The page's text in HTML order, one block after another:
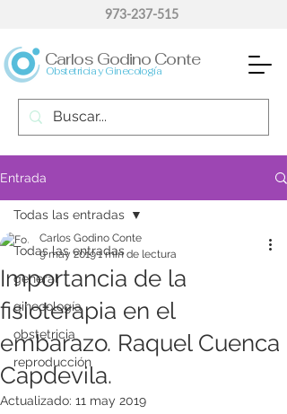
Obstetricia y Ginecología
Carlos Godino Conte
973-237-515
Entrada
Todas las entradas
general
ginecología
obstetricia
reproducción
Todas las entradas
Importancia de la
fisioterapia en el
embarazo. Raquel Cuenca
Capdevila.
Carlos Godino Conte
9 may 20191 min de lectura
Actualizado: 11 may 2019